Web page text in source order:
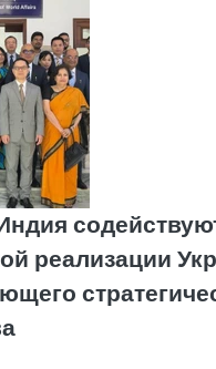
реализации